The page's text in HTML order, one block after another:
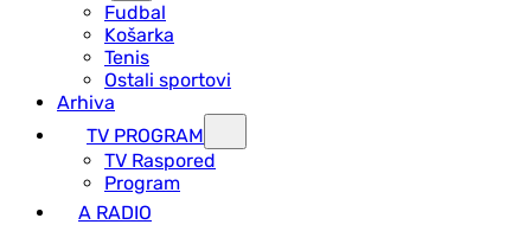
Fudbal
Košarka
Tenis
Ostali sportovi
Arhiva
TV PROGRAM
ТV Raspored
Program
A RADIO